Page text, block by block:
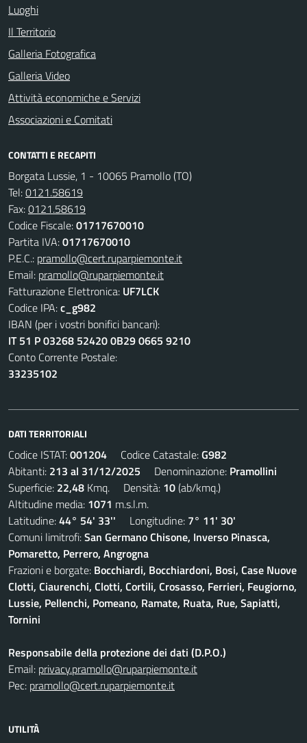
Luoghi
Il Territorio
Galleria Fotografica
Galleria Video
Attività economiche e Servizi
Associazioni e Comitati
CONTATTI E RECAPITI
Borgata Lussie, 1 - 10065 Pramollo (TO)
Tel:0121.58619
Fax:0121.58619
Codice Fiscale:01717670010
Partita IVA:01717670010
P.E.C.: pramollo@cert.ruparpiemonte.it
Email: pramollo@ruparpiemonte.it
Fatturazione Elettronica: UF7LCK
Codice IPA:c_g982
IBAN (per i vostri bonifici bancari):
IT 51 P 03268 52420 0B29 0665 9210
Conto Corrente Postale:
33235102
DATI TERRITORIALI
Codice ISTAT:001204 Codice Catastale:G982
Abitanti: 213 al 31/12/2025 Denominazione: Pramollini
Superficie: 22,48 Kmq. Densità: 10(ab/kmq.)
Altitudine media: 1071 m.s.l.m.
Latitudine:44° 54' 33'' Longitudine: 7° 11' 30'
Comuni limitrofi:San Germano Chisone, Inverso Pinasca,
Pomaretto, Perrero, Angrogna
Frazioni e borgate: Bocchiardi, Bocchiardoni, Bosi, Case Nuove
Clotti, Ciaurenchi, Clotti, Cortili, Crosasso, Ferrieri, Feugiorno,
Lussie, Pellenchi, Pomeano, Ramate, Ruata, Rue, Sapiatti,
Tornini
Responsabile della protezione dei dati (D.P.O.)
Email: privacy.pramollo@ruparpiemonte.it
Pec: pramollo@cert.ruparpiemonte.it
UTILITÀ